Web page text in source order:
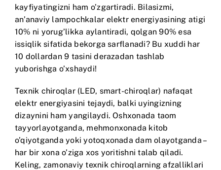
kayfiyatingizni ham o’zgartiradi. Bilasizmi,
an’anaviy lampochkalar elektr energiyasining atigi
10% ni yorug’likka aylantiradi, qolgan 90% esa
issiqlik sifatida bekorga sarflanadi? Bu xuddi har
10 dollardan 9 tasini derazadan tashlab
yuborishga o’xshaydi!
Texnik chiroqlar (LED, smart-chiroqlar) nafaqat
elektr energiyasini tejaydi, balki uyingizning
dizaynini ham yangilaydi. Oshxonada taom
tayyorlayotganda, mehmonxonada kitob
o’qiyotganda yoki yotoqxonada dam olayotganda –
har bir xona o’ziga xos yoritishni talab qiladi.
Keling, zamonaviy texnik chiroqlarning afzalliklari